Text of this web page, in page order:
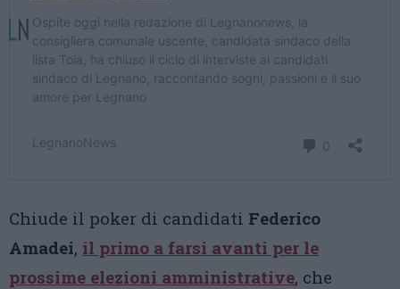
Chiude il poker di candidati Federico
Amadei, il primo a farsi avanti per le
prossime elezioni amministrative, che